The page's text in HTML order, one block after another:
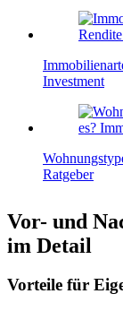
Investment
Ratgeber
Vor- und
im Detail
Vorteile für